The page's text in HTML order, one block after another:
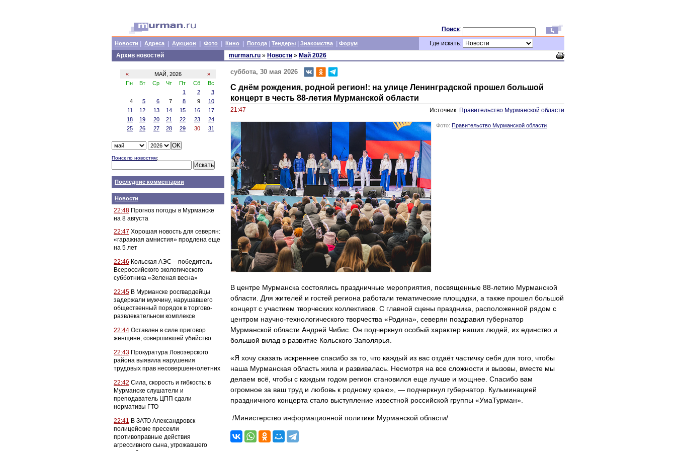
Поиск:
Новости Адреса Аукцион Фото Кино Погода Тендеры Знакомства Форум
Где искать:
Архив новостей
« МАЙ, 2026
»
Пн
Вт Ср Чт Пт Сб
Вс
1
2
3
4
5 6 7 8 9
10
11
12 13 14 15 16
17
18
19 20 21 22 23
24
25
26 27 28 29 30 31
Поиск по новостям:
Последние комментарии
Новости
22:48 Прогноз погоды в Мурманске
на 8 августа
22:47 Хорошая новость для северян:
«гаражная амнистия» продлена еще
на 5 лет
22:46 Кольская АЭС – победитель
Всероссийского экологического
субботника «Зеленая весна»
22:45 В Мурманске росгвардейцы
задержали мужчину, нарушавшего
общественный порядок в торгово-
развлекательном комплексе
22:44 Оставлен в силе приговор
женщине, совершившей убийство
22:43 Прокуратура Ловозерского
района выявила нарушения
трудовых прав несовершеннолетних
22:42 Сила, скорость и гибкость: в
Мурманске слушатели и
преподаватель ЦПП сдали
нормативы ГТО
22:41 В ЗАТО Александровск
полицейские пресекли
противоправные действия
агрессивного сына, угрожавшего
murman.ru » Новости » Май 2026
суббота, 30 мая 2026
С днём рождения, родной регион!: на улице Ленинградской прошел большой
концерт в честь 88-летия Мурманской области
21:47 Источник: Правительство Мурманской области
Фото: Правительство Мурманской области
В центре Мурманска состоялись праздничные мероприятия, посвященные 88-летию Мурманской
области. Для жителей и гостей региона работали тематические площадки, а также прошел большой
концерт с участием творческих коллективов. С главной сцены праздника, расположенной рядом с
центром научно-технологического творчества «Родина», северян поздравил губернатор
Мурманской области Андрей Чибис. Он подчеркнул особый характер наших людей, их единство и
большой вклад в развитие Кольского Заполярья.
«Я хочу сказать искреннее спасибо за то, что каждый из вас отдаёт частичку себя для того, чтобы
наша Мурманская область жила и развивалась. Несмотря на все сложности и вызовы, вместе мы
делаем всё, чтобы с каждым годом регион становился еще лучше и мощнее. Спасибо вам
огромное за ваш труд и любовь к родному краю», — подчеркнул губернатор. Кульминацией
праздничного концерта стало выступление известной российской группы «УмаТурман».
/Министерство информационной политики Мурманской области/